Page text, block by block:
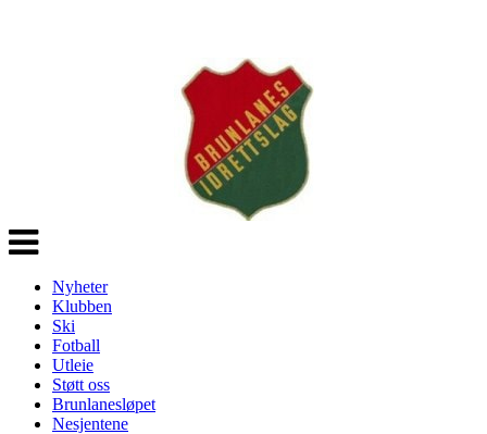
Veksle
navigasjon
Nyheter
Klubben
Ski
Fotball
Utleie
Støtt oss
Brunlanesløpet
Nesjentene